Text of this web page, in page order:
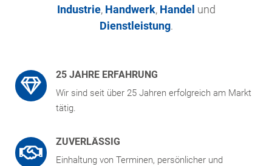
Industrie, Handwerk, Handel und
Dienstleistung.
25 JAHRE ERFAHRUNG
Wir sind seit über 25 Jahren erfolgreich am Markt
tätig.
ZUVERLÄSSIG
Einhaltung von Terminen, persönlicher und